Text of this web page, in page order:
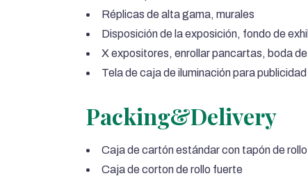
Réplicas de alta gama, murales
Disposición de la exposición, fondo de
X expositores, enrollar pancartas, boda
Tela de caja de iluminación para
Packing&Delivery
Caja de cartón estándar con tapón de rollo
Caja de corton de rollo fuerte